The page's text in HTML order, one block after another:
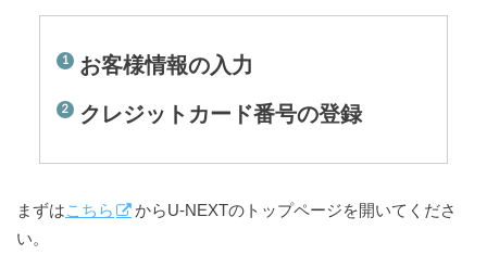
お客様情報の入力
クレジットカード番号の登録
まずはこちら
からU-NEXTのトップページを開いてくださ
い。